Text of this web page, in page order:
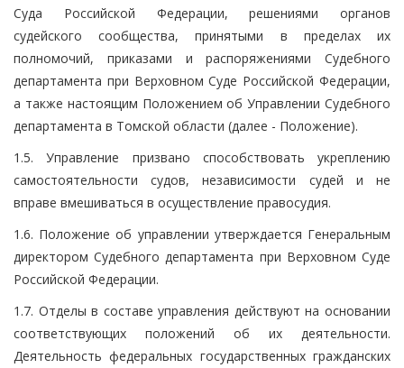
Суда Российской Федерации, решениями органов
судейского сообщества, принятыми в пределах их
полномочий, приказами и распоряжениями Судебного
департамента при Верховном Суде Российской Федерации,
а также настоящим Положением об Управлении Судебного
департамента в Томской области (далее - Положение).
1.5. Управление призвано способствовать укреплению
самостоятельности судов, независимости судей и не
вправе вмешиваться в осуществление правосудия.
1.6. Положение об управлении утверждается Генеральным
директором Судебного департамента при Верховном Суде
Российской Федерации.
1.7. Отделы в составе управления действуют на основании
соответствующих положений об их деятельности.
Деятельность федеральных государственных гражданских